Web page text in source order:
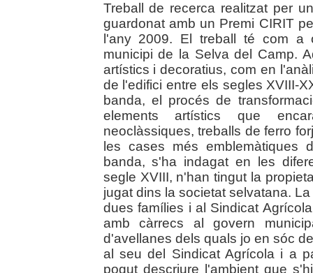
Treball de recerca realitzat per
guardonat amb un Premi CIRIT
l'any 2009. El treball té com a
municipi de la Selva del Camp.
artístics i decoratius, com en
de l'edifici entre els segles XVIII-
banda, el procés de
elements artístics que
neoclàssiques, treballs de ferro
les cases més emblemàtiques
banda, s'ha indagat en les
segle XVIII, n'han tingut la
jugat dins la societat selvatana.
dues famílies i al Sindicat
amb càrrecs al govern
d'avellanes dels quals jo en sóc
al seu del Sindicat Agrícola i a
pogut descriure l'ambient que